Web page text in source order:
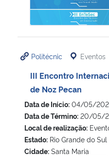
Politécnic Eventos
III Encontro
de Noz Pecan
Data de Início: 04/05/
Data de Término: 20/05/
Local de realização:
Estado: Rio Grande do Sul
Cidade: Santa Maria